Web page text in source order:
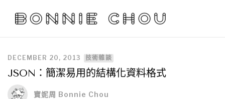
DECEMBER 20, 2013 技術雜談
JSON：簡潔易用的結構化資料格式
寶妮周 Bonnie Chou